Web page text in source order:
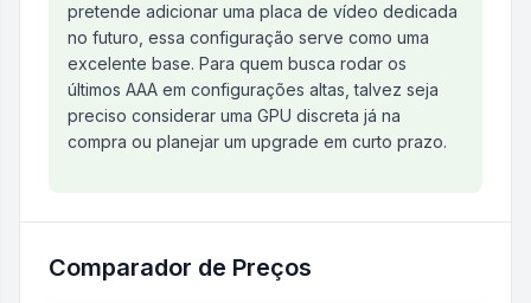
pretende adicionar uma placa de vídeo dedicada
no futuro, essa configuração serve como uma
excelente base. Para quem busca rodar os
últimos AAA em configurações altas, talvez seja
preciso considerar uma GPU discreta já na
compra ou planejar um upgrade em curto prazo.
Comparador de Preços